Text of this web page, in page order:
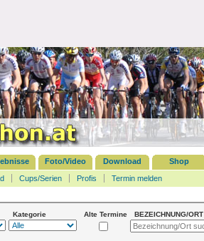
Foto/Video Download Shop
Cups/Serien Profis Termin melden
Kategorie Alte Termine BEZEICHNUNG/ORT